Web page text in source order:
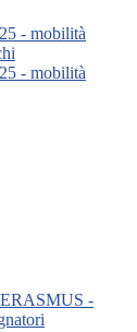
- mobilità
- mobilità
-